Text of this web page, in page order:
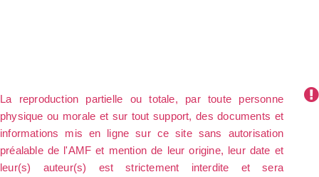
La reproduction partielle ou totale, par toute personne
physique ou morale et sur tout support, des documents et
informations mis en ligne sur ce site sans autorisation
préalable de l'AMF et mention de leur origine, leur date et
leur(s) auteur(s) est strictement interdite et sera